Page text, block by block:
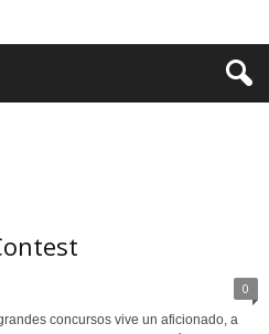
0
concursos vive un aficionado, a